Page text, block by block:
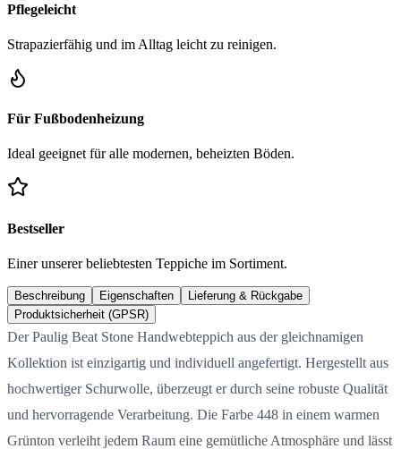
Pflegeleicht
Strapazierfähig und im Alltag leicht zu reinigen.
Für Fußbodenheizung
Ideal geeignet für alle modernen, beheizten Böden.
Bestseller
Einer unserer beliebtesten Teppiche im Sortiment.
Beschreibung Eigenschaften
Lieferung & Rückgabe
Produktsicherheit (GPSR)
Der Paulig Beat Stone Handwebteppich aus der gleichnamigen
Kollektion ist einzigartig und individuell angefertigt. Hergestellt aus
hochwertiger Schurwolle, überzeugt er durch seine robuste Qualität
und hervorragende Verarbeitung. Die Farbe 448 in einem warmen
Grünton verleiht jedem Raum eine gemütliche Atmosphäre und lässt